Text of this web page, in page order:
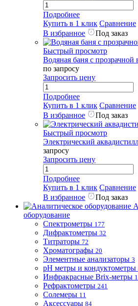
Подробнее
Купить в 1 клик Сравнение
В избранное
Под заказ
Быстрый просмотр
Водяная баня с
по запросу
Запросить цену
Подробнее
Купить в 1 клик Сравнение
В избранное
Под заказ
Быстрый просмотр
Электрический
запросу
Запросить цену
Подробнее
Купить в 1 клик Сравнение
В избранное
Под заказ
оборудование
Спектрометры 177
Дифрактометры 32
Титраторы 72
Хроматографы 20
Элементные анализаторы 3
pH метры и кондуктометры
Инфракрасные Brix-метры
Рефрактометры 241
Солемеры 11
Аксессуары 84